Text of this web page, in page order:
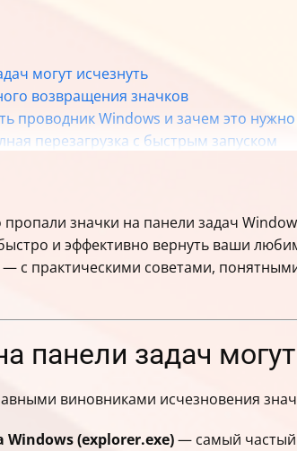
могут исчезнуть
возвращения значков
проводник Windows и зачем это нужно
перезагрузка с быстрым запуском
Windows 10
— залог стабильной работы
командную строку
восстановления значков
Host через PowerShell
«Пуск» и панели начального экрана
проблемы
времени выполнения
пропали значки на панели задач
и эффективно вернуть ваши
с практическими советами,
панели задач
виновниками исчезновения
(explorer.exe)— самый частый